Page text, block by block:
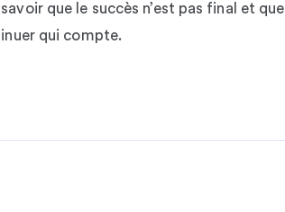
que le succès n’est pas final et que
qui compte.